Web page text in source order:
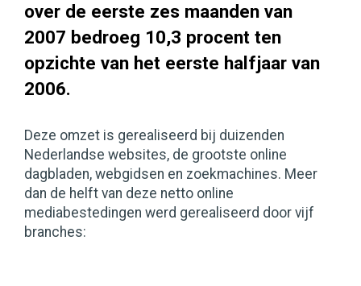
over de eerste zes maanden van
2007 bedroeg 10,3 procent ten
opzichte van het eerste halfjaar van
2006.
Deze omzet is gerealiseerd bij duizenden
Nederlandse websites, de grootste online
dagbladen, webgidsen en zoekmachines. Meer
dan de helft van deze netto online
mediabestedingen werd gerealiseerd door vijf
branches: